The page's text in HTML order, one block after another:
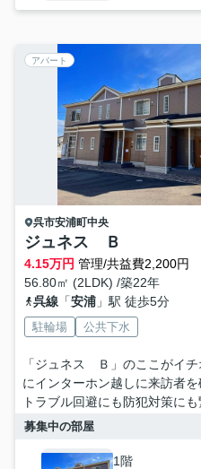
アパート
呉市安浦町中央
ジュネス Ｂ
4.15万円 管理/共益費2,200円
56.80㎡ (2LDK) /築22年
呉線「安浦」駅 徒歩5分
駐輪場 公共下水
「ジュネス Ｂ」のここがイ
にインターホン越しに来訪者を
トラブル回避にも防犯対策にも
募集中の部屋
1階